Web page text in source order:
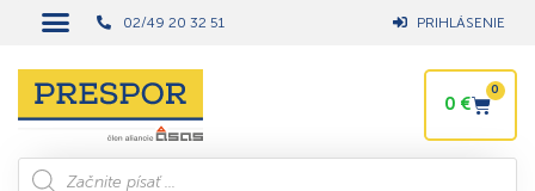
02/49 20 32 51 PRIHLÁSENIE
0 €
0